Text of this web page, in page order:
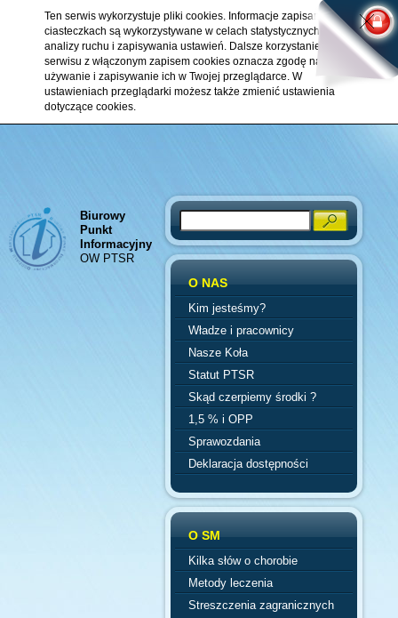
Ten serwis wykorzystuje pliki cookies. Informacje zapisane w
ciasteczkach są wykorzystywane w celach statystycznych,
analizy ruchu i zapisywania ustawień. Dalsze korzystanie z
serwisu z włączonym zapisem cookies oznacza zgodę na ich
używanie i zapisywanie ich w Twojej przeglądarce. W
ustawieniach przeglądarki możesz także zmienić ustawienia
dotyczące cookies.
Biurowy
Punkt
Informacyjny
OW PTSR
Search
O NAS
Kim jesteśmy?
Władze i pracownicy
Nasze Koła
Statut PTSR
Skąd czerpiemy środki ?
1,5 % i OPP
Sprawozdania
Deklaracja dostępności
O SM
Kilka słów o chorobie
Metody leczenia
Streszczenia zagranicznych